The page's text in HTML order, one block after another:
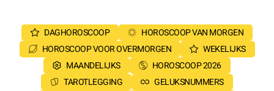
DAGHOROSCOOP
HOROSCOOP VAN MORGEN
HOROSCOOP VOOR OVERMORGEN
WEKELIJKS
MAANDELIJKS
HOROSCOOP 2026
TAROTLEGGING
GELUKSNUMMERS